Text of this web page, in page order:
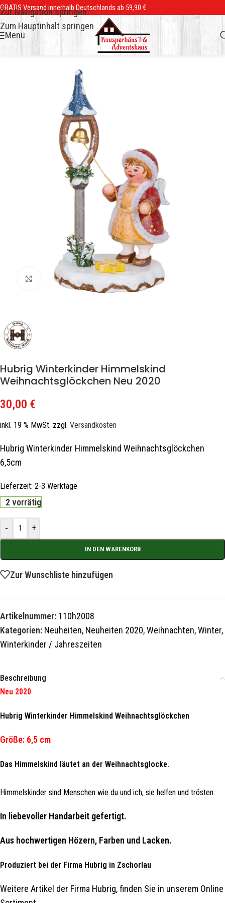
Zur Navigation springen
Zum Hauptinhalt springen
GRATIS Versand innerhalb Deutschlands ab 59,90 €.
Menü
Zum Vergrößern klicken
Hubrig Winterkinder Himmelskind
Weihnachtsglöckchen Neu 2020
30,00 €
inkl. 19 % MwSt. zzgl. Versandkosten
Hubrig Winterkinder Himmelskind Weihnachtsglöckchen
6,5cm
Lieferzeit: 2-3 Werktage
2 vorrätig
- +
IN DEN WARENKORB
Zur Wunschliste hinzufügen
Artikelnummer: 110h2008
Kategorien: Neuheiten, Neuheiten 2020,Weihnachten,Winter,
Winterkinder / Jahreszeiten
Beschreibung
Neu 2020
Hubrig Winterkinder Himmelskind Weihnachtsglöckchen
Größe: 6,5 cm
Das Himmelskind läutet an der Weihnachtsglocke.
Himmelskinder sind Menschen wie du und ich, sie helfen und trösten.
In liebevoller Handarbeit gefertigt.
Aus hochwertigen Hözern, Farben und Lacken.
Produziert bei der Firma Hubrig in Zschorlau
Weitere Artikel der Firma Hubrig, finden Sie in unserem Online